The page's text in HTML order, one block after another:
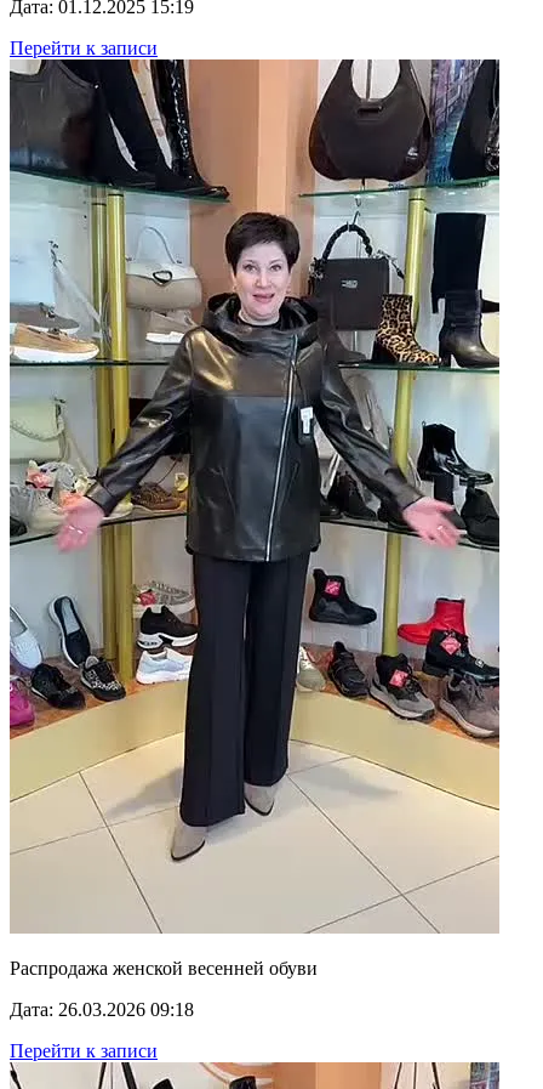
Дата: 01.12.2025 15:19
Перейти к записи
Распродажа женской весенней обуви
Дата: 26.03.2026 09:18
Перейти к записи